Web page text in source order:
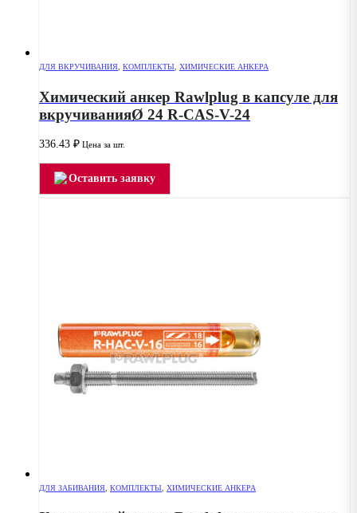
ДЛЯ ВКРУЧИВАНИЯ КОМПЛЕКТЫ ХИМИЧЕСКИЕ АНКЕРА
Химический анкер Rawlplug в капсуле для
вкручиванияØ 24 R-CAS-V-24
336.43 ₽ Цена за шт.
Оставить заявку
ДЛЯ ЗАБИВАНИЯ КОМПЛЕКТЫ ХИМИЧЕСКИЕ АНКЕРА